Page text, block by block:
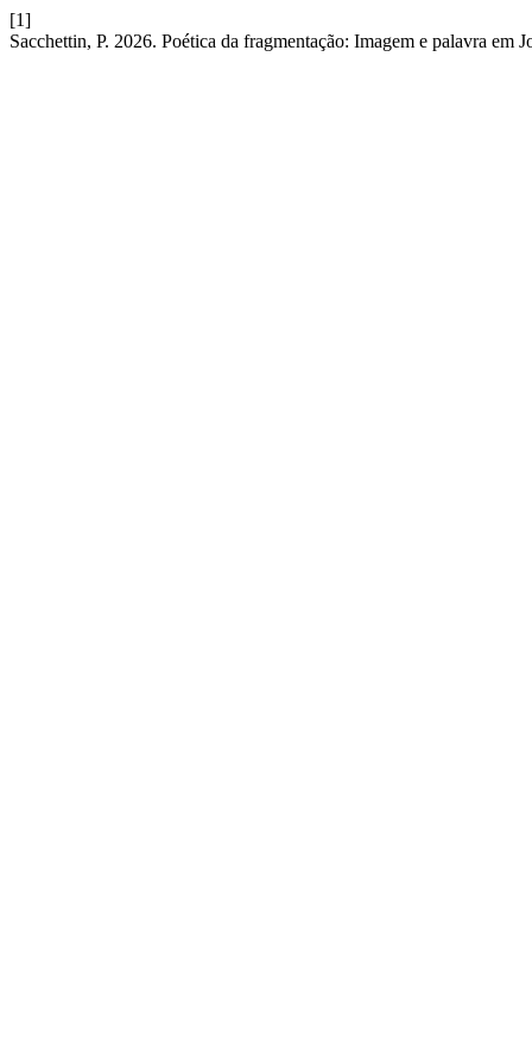
[1]
Sacchettin, P. 2026. Poética da fragmentação: Imagem e palavra em